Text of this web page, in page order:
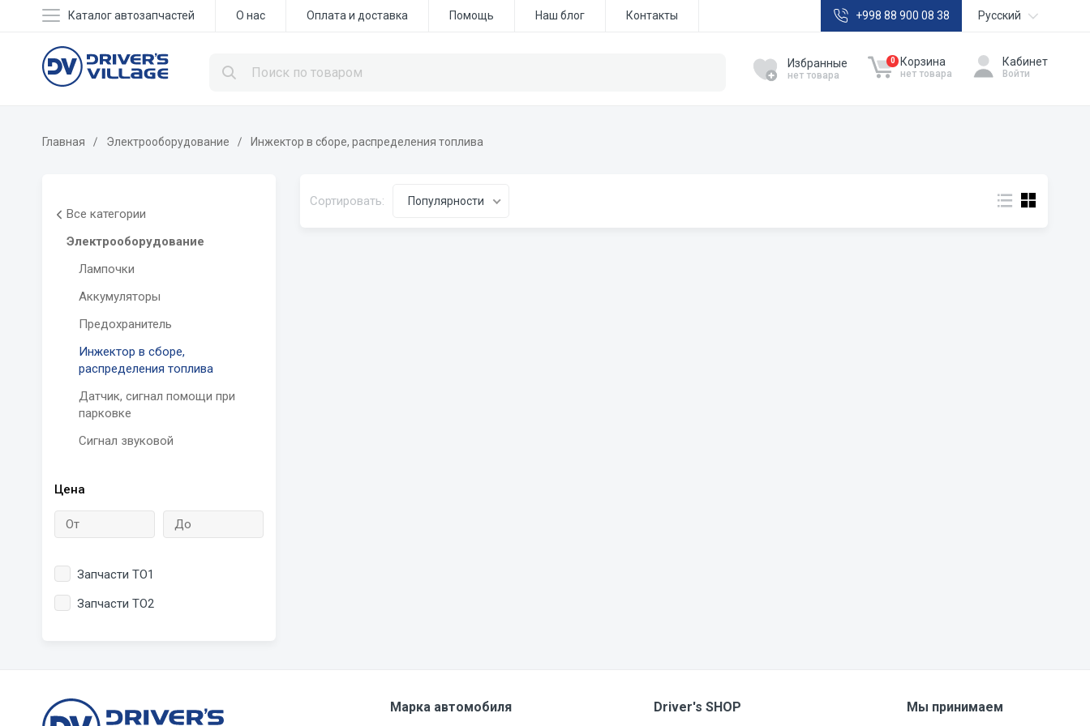
Каталог автозапчастей О нас Оплата и доставка Помощь Наш блог Контакты +998 88 900 08 38 Русский
Избранные
нет товара
0 Корзина
нет товара
Кабинет
Войти
Главная Электрооборудование Инжектор в сборе, распределения топлива
Все категории
Электрооборудование
Лампочки
Аккумуляторы
Предохранитель
Инжектор в сборе,
распределения топлива
Датчик, сигнал помощи при
парковке
Сигнал звуковой
Цена
Запчасти ТО1
Запчасти ТО2
Сортировать: Популярности
Марка автомобиля Driver's SHOP Мы принимаем